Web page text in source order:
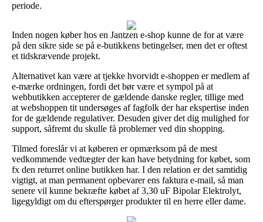
periode.
Inden nogen køber hos en Jantzen e-shop kunne de for at være
på den sikre side se på e-butikkens betingelser, men det er oftest
et tidskrævende projekt.
Alternativet kan være at tjekke hvorvidt e-shoppen er medlem af
e-mærke ordningen, fordi det bør være et sympol på at
webbutikken accepterer de gældende danske regler, tillige med
at webshoppen tit undersøges af fagfolk der har ekspertise inden
for de gældende regulativer. Desuden giver det dig mulighed for
support, såfremt du skulle få problemer ved din shopping.
Tilmed foreslår vi at køberen er opmærksom på de mest
vedkommende vedtægter der kan have betydning for købet, som
fx den returret online butikken har. I den relation er det samtidig
vigtigt, at man permanent opbevarer ens faktura e-mail, så man
senere vil kunne bekræfte købet af 3,30 uF Bipolar Elektrolyt,
ligegyldigt om du efterspørger produkter til en herre eller dame.